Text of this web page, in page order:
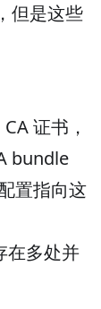
但是这些
证书，
bundle
置指向这
在多处并